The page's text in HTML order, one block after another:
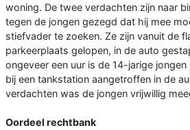
woning. De twee verdachten zijn naar
tegen de jongen gezegd dat hij mee
stiefvader te zoeken. Ze zijn vanuit de
parkeerplaats gelopen, in de auto
ongeveer een uur is de 14-jarige
bij een tankstation aangetroffen in de
verdachten was de jongen vrijwillig
Oordeel rechtbank